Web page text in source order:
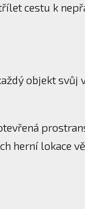
cestu k
objekt svůj
herní lokace